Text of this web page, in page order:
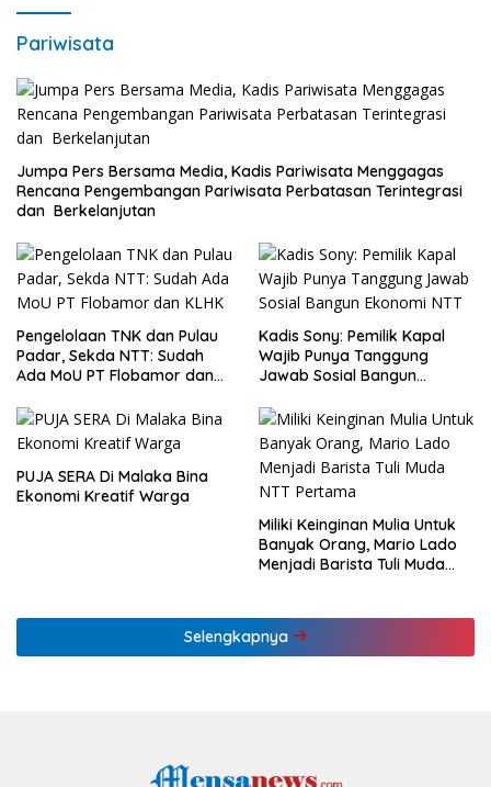
Pariwisata
Jumpa Pers Bersama Media, Kadis Pariwisata Menggagas
Rencana Pengembangan Pariwisata Perbatasan Terintegrasi
dan Berkelanjutan
Pengelolaan TNK dan Pulau
Padar, Sekda NTT: Sudah
Ada MoU PT Flobamor dan
Kadis Sony: Pemilik Kapal
Wajib Punya Tanggung
Jawab Sosial Bangun
PUJA SERA Di Malaka Bina
Ekonomi Kreatif Warga
Miliki Keinginan Mulia Untuk
Banyak Orang, Mario Lado
Menjadi Barista Tuli Muda
Selengkapnya